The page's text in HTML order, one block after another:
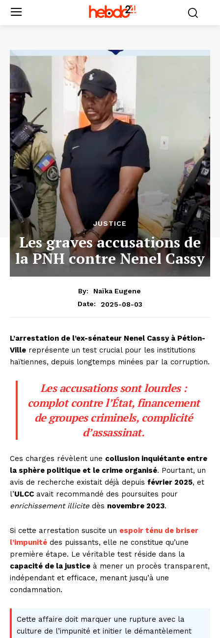
JUSTICE
Les graves accusations de
la PNH contre Nenel Cassy
By:
Naïka Eugene
Date:
2025-08-03
L’arrestation de l’ex-sénateur Nenel Cassy à Pétion-
Ville représente un test crucial pour les institutions
haïtiennes, depuis longtemps minées par la corruption.
Les accusations sont lourdes :
complot contre l’État, financement
de groupes criminels, complicité
d’assassinat.
Ces charges révèlent une collusion inquiétante entre
la sphère politique et le crime organisé. Pourtant, un
avis de recherche existait déjà depuis février 2025, et
l’ULCC avait recommandé des poursuites pour
enrichissement illicite dès novembre 2023.
Si cette arrestation suscite un espoir ténu de briser
l’impunité des puissants, elle ne constitue qu’une
première étape. Le véritable test réside dans la
capacité de la justice à mener un procès transparent,
indépendant et efficace, menant jusqu’à une
condamnation.
Cette affaire doit marquer une rupture avec la
culture de l’impunité et initier le démantèlement